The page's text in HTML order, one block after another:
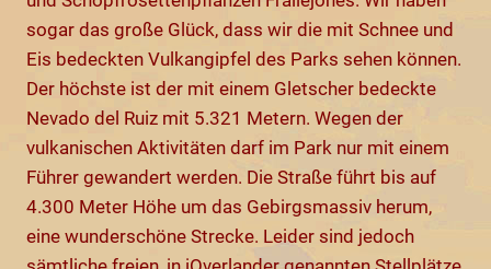
sogar das große Glück, dass wir die mit Schnee und
Eis bedeckten Vulkangipfel des Parks sehen können.
Der höchste ist der mit einem Gletscher bedeckte
Nevado del Ruiz mit 5.321 Metern. Wegen der
vulkanischen Aktivitäten darf im Park nur mit einem
Führer gewandert werden. Die Straße führt bis auf
4.300 Meter Höhe um das Gebirgsmassiv herum,
eine wunderschöne Strecke. Leider sind jedoch